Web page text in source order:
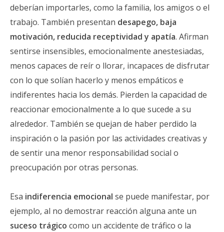
deberían importarles, como la familia, los amigos o el
trabajo. También presentan desapego, baja
motivación, reducida receptividad y apatía. Afirman
sentirse insensibles, emocionalmente anestesiadas,
menos capaces de reír o llorar, incapaces de disfrutar
con lo que solían hacerlo y menos empáticos e
indiferentes hacia los demás. Pierden la capacidad de
reaccionar emocionalmente a lo que sucede a su
alrededor. También se quejan de haber perdido la
inspiración o la pasión por las actividades creativas y
de sentir una menor responsabilidad social o
preocupación por otras personas.
Esa indiferencia emocional se puede manifestar, por
ejemplo, al no demostrar reacción alguna ante un
suceso trágico como un accidente de tráfico o la